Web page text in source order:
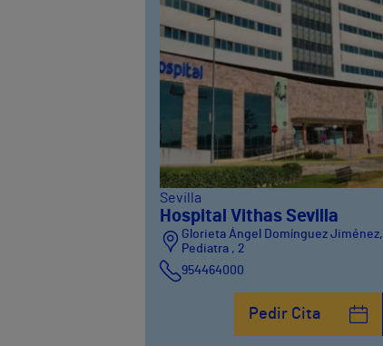
Sevilla
Hospital Vithas Sevilla
Glorieta Ángel Domínguez Jiménez,
Pediatra , 2
954464000
Pedir Cita